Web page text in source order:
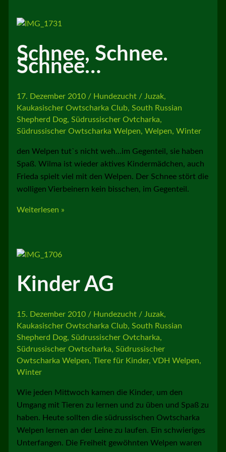
Schnee, Schnee.
Schnee…
17. Dezember 2010 / Hundezucht/ Juzak,
Kaukasischer Owtscharka Club, South Russian
Shepherd Dog, Südrussischer Ovtcharka,
Südrussischer Owtscharka Welpen, Welpen, Winter
den Welpen tut`s nicht weh…im Gegenteil, sie haben
Spaß. Wilma ist wieder aktives Kindermädchen, auch
Frieda spielt viel mit den Welpen. Der Schnee stört die
wolligen Vierbeinern kein bisschen, im Gegenteil.
Schnee,
Weiterlesen »
Kinder AG
15. Dezember 2010 / Hundezucht/ Juzak,
Kaukasischer Owtscharka Club, South Russian
Shepherd Dog, Südrussischer Ovtcharka,
Südrussischer Owtscharka, Südrussischer
Owtscharka Welpen, Tiere für Kinder, VDH Welpen,
Winter
Wie jeden Mittwoch kamen die Kinder, um den
Umgang mit Tieren zu lernen und zu üben und Spaß zu
haben. Heute sollten die südrussischen Owtscharka
Welpen lernen an der Leine zu laufen. Ein schwieriges
Unterfangen. Die Freiheit gewöhnten Welpen waren